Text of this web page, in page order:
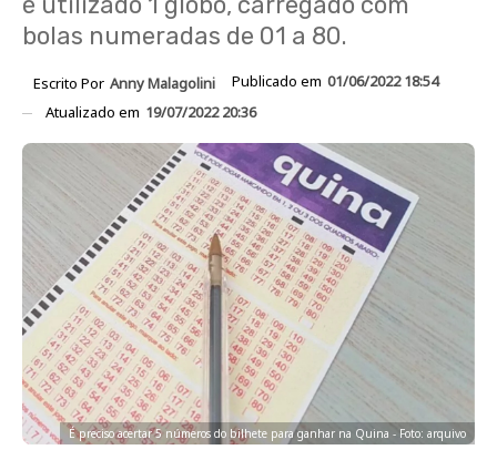
bolas numeradas de 01 a 80.
Escrito Por Anny Malagolini Publicado em 01/06/2022 18:54
Atualizado em 19/07/2022 20:36
É preciso acertar 5 números do bilhete para ganhar na Quina - Foto: arquivo